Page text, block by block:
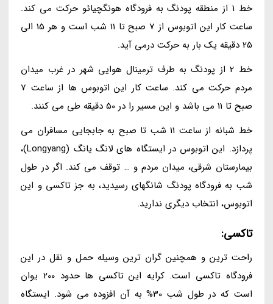
خط 1 از منطقه پودنگ به فرودگاه هونگچیائو حرکت می کند.
ساعت کار این اتوبوس از 7 صبح تا 11 شب است و هر 15 الی
25 دقیقه یک بار به حرکت درمی آید.
خط 2 از پودنگ به طرف ترمینال هوایی شهر در غرب میدان
مردم حرکت می کند. ساعت کار این اتوبوس ها از ساعت 7
صبح تا 11 می باشد و این مسیر را در 50 دقیقه طی می کنند.
خط شبانه از ساعت 11 شب تا صبح به جابجایی مسافران می
پردازد. این اتوبوس در ایستگاه های لانگ یانگ (Longyang)،
بیمارستان شرقی، میدان مردم و … توقف می کند. اگر در طول
شب به فرودگاه پودنگ شانگهای رسیدید، به جز تاکسی و این
اتوبوس، انتخاب دیگری ندارید.
تاکسی:
راحت ترین و همچنین گران ترین وسیله حمل و نقل در این
فرودگاه تاکسی است. کرایه این تاکسی ها حدود 200 یوان
است که در طول شب 30% به آن افزوده می شود. ایستگاه